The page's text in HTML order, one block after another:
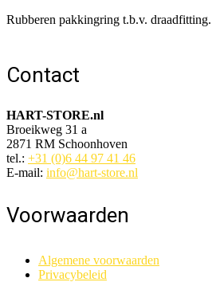
Rubberen pakkingring t.b.v. draadfitting.
Contact
HART-STORE.nl
Broeikweg 31 a
2871 RM Schoonhoven
tel.: +31 (0)6 44 97 41 46
E-mail: info@hart-store.nl
Voorwaarden
Algemene voorwaarden
Privacybeleid